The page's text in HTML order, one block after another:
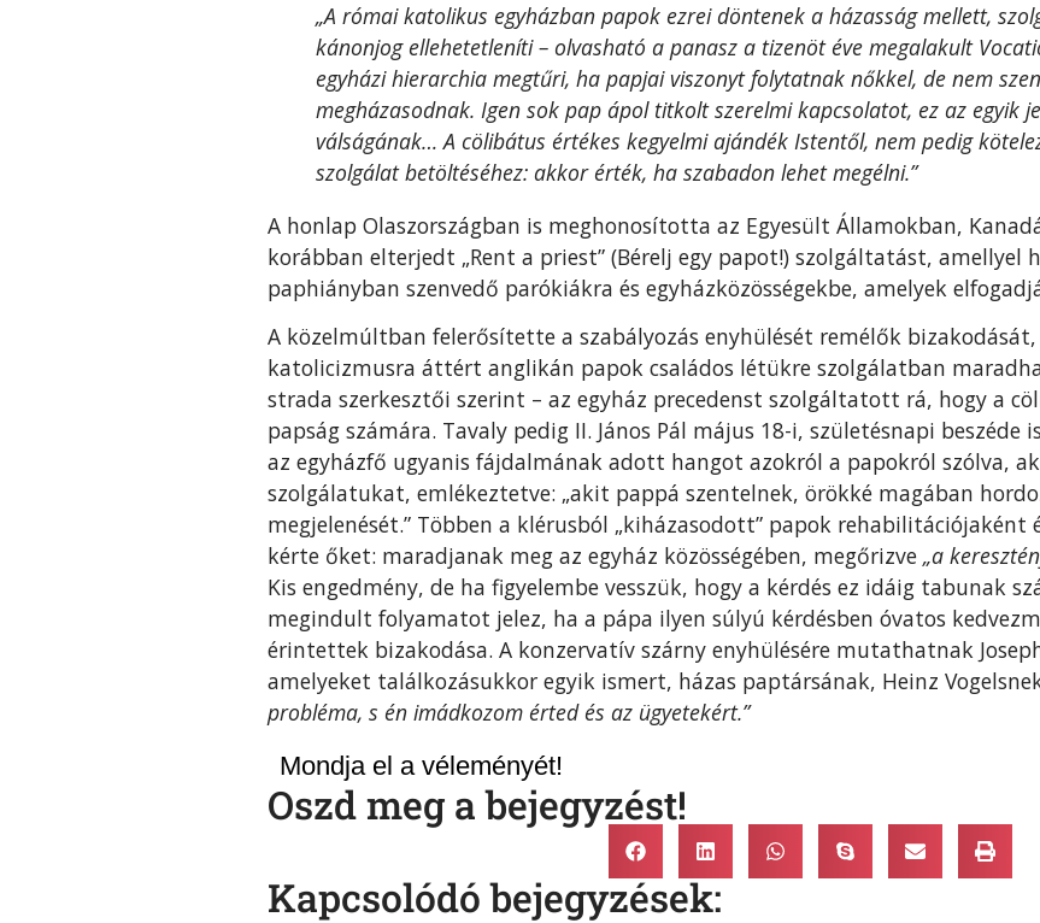
„A római katolikus egyházban papok ezrei döntenek a házasság mellett,
kánonjog ellehetetleníti – olvasható a panasz a tizenöt éve megalakult
egyházi hierarchia megtűri, ha papjai viszonyt folytatnak nőkkel, de nem
megházasodnak. Igen sok pap ápol titkolt szerelmi kapcsolatot, ez az egyik
válságának… A cölibátus értékes kegyelmi ajándék Istentől, nem pedig
szolgálat betöltéséhez: akkor érték, ha szabadon lehet megélni.”
A honlap Olaszországban is meghonosította az Egyesült Államokban,
korábban elterjedt „Rent a priest” (Bérelj egy papot!) szolgáltatást, amellyel
paphiányban szenvedő parókiákra és egyházközösségekbe, amelyek
A közelmúltban felerősítette a szabályozás enyhülését remélők
katolicizmusra áttért anglikán papok családos létükre szolgálatban
strada szerkesztői szerint – az egyház precedenst szolgáltatott rá, hogy a
papság számára. Tavaly pedig II. János Pál május 18-i, születésnapi
az egyházfő ugyanis fájdalmának adott hangot azokról a papokról szólva,
szolgálatukat, emlékeztetve: „akit pappá szentelnek, örökké magában
megjelenését.” Többen a klérusból „kiházasodott” papok
kérte őket: maradjanak meg az egyház közösségében, megőrizve „a
Kis engedmény, de ha figyelembe vesszük, hogy a kérdés ez idáig tabunak
megindult folyamatot jelez, ha a pápa ilyen súlyú kérdésben óvatos
érintettek bizakodása. A konzervatív szárny enyhülésére mutathatnak
amelyeket találkozásukkor egyik ismert, házas paptársának, Heinz
probléma, s én imádkozom érted és az ügyetekért.”
Mondja el a véleményét!
Oszd meg a bejegyzést!
Kapcsolódó bejegyzések: